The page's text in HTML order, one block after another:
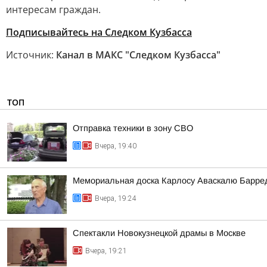
интересам граждан.
Подписывайтесь на Следком Кузбасса
Источник: Канал в МАКС "Следком Кузбасса"
ТОП
Отправка техники в зону СВО
Вчера, 19:40
Мемориальная доска Карлосу Аваскалю
Вчера, 19:24
Спектакли Новокузнецкой драмы в Москве
Вчера, 19:21